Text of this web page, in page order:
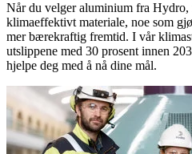
Når du velger aluminium fra
klimaeffektivt materiale, noe som
mer bærekraftig fremtid. I vår
utslippene med 30 prosent innen
hjelpe deg med å nå dine mål.